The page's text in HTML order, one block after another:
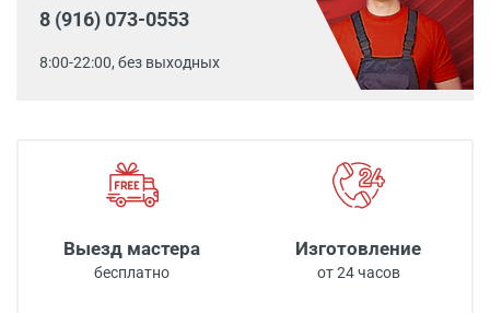
8 (916) 073-0553
8:00-22:00, без выходных
Выезд мастера
бесплатно
Изготовление
от 24 часов